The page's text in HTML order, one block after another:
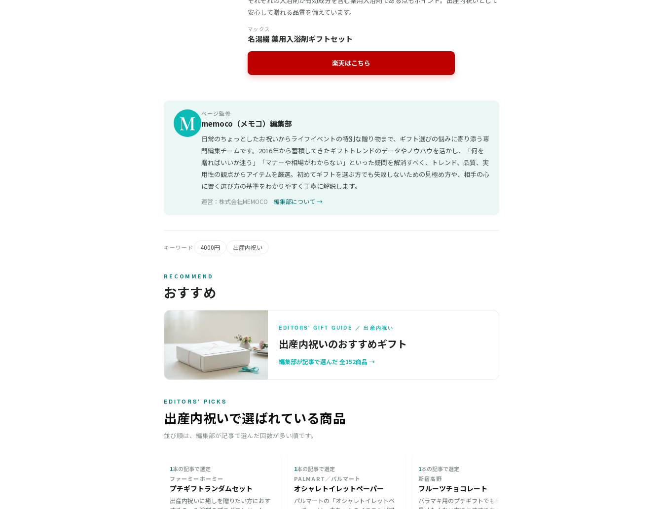
安心して贈れる品質を備えています。
マックス
名湯綴 薬用入浴剤ギフトセット
楽天はこちら
ページ監修
memoco（メモコ）編集部
日常のちょっとしたお祝いからライフイベントの特別な贈り物まで、ギフト選びの悩みに寄り添う専
門編集チームです。2016年から蓄積してきたギフトトレンドのデータやノウハウを活かし、「何を
贈ればいいか迷う」「マナーや相場がわからない」といった疑問を解消すべく、トレンド、品質、実
用性の観点からアイテムを厳選。初めてギフトを選ぶ方でも失敗しないための見極め方や、相手の心
に響く選び方の基準をわかりやすく丁寧に解説します。
運営：株式会社MEMOCO 編集部について →
キーワード 4000円 出産内祝い
RECOMMEND
おすすめ
EDITORS' GIFT GUIDE ／ 出産内祝い
出産内祝いのおすすめギフト
編集部が記事で選んだ 全152商品 →
EDITORS' PICKS
出産内祝いで選ばれている商品
並び順は、編集部が記事で選んだ回数が多い順です。
1本の記事で選定
ファーミーホーミー
プチギフトランダムセット
出産内祝いに癒しを贈りたい方におす
1本の記事で選定
PALMART／パルマート
オシャレトイレットペーパー
パルマートの「オシャレトイレットペ
1本の記事で選定
新宿高野
フルーツチョコレート
バラマキ用のプチギフトでも安っぽく